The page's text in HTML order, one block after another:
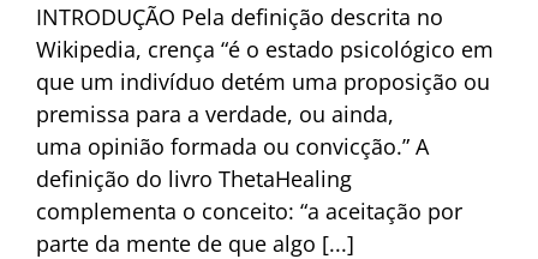
INTRODUÇÃO Pela definição descrita no
Wikipedia, crença “é o estado psicológico em
que um indivíduo detém uma proposição ou
premissa para a verdade, ou ainda,
uma opinião formada ou convicção.” A
definição do livro ThetaHealing
complementa o conceito: “a aceitação por
parte da mente de que algo [...]